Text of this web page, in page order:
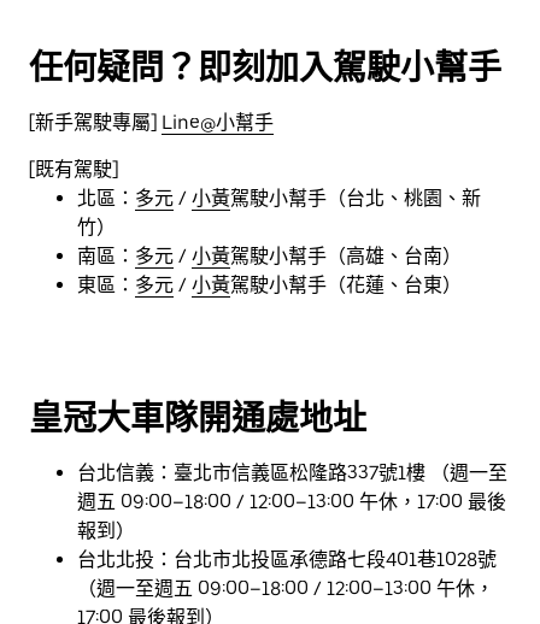
[皇冠大車隊再加碼獎勵]
開通獎勵: https://www.uber.com/tw/zh-
tw/drive/fleet/crown/driver-ndi/
推薦獎勵:https://www.uber.com/tw/zh-
tw/drive/fleet/crown/driver-referral/
任何疑問？即刻加入駕駛小幫手
[新手駕駛專屬] Line@小幫手
[既有駕駛]
北區： 多元 / 小黃駕駛小幫手（台北、桃園、新
竹）
南區： 多元 / 小黃駕駛小幫手（高雄、台南）
東區： 多元 / 小黃駕駛小幫手（花蓮、台東）
皇冠大車隊開通處地址
台北信義：臺北市信義區松隆路337號1樓 （週一至
週五 09:00–18:00 / 12:00–13:00 午休，17:00 最後
報到）
台北北投：台北市北投區承德路七段401巷1028號
（週一至週五 09:00–18:00 / 12:00–13:00 午休，
17:00 最後報到）